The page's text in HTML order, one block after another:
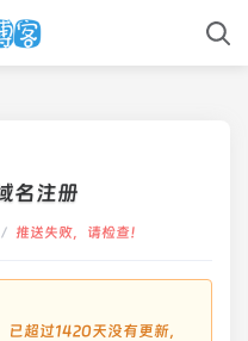
名注册
/ 推送失败，请检查！
超过1420天没有更新，